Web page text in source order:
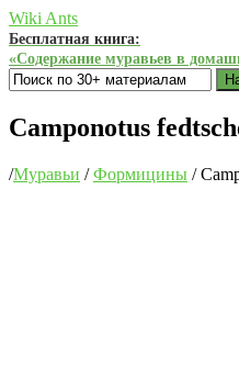
Wiki Ants
Бесплатная книга:
«Содержание муравьев в
Camponotus
/Муравьи / Формицины /